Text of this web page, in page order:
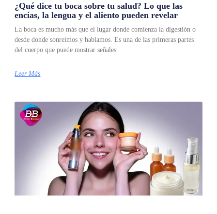
¿Qué dice tu boca sobre tu salud? Lo que las
encías, la lengua y el aliento pueden revelar
La boca es mucho más que el lugar donde comienza la digestión o
desde donde sonreímos y hablamos. Es una de las primeras partes
del cuerpo que puede mostrar señales
Leer Más